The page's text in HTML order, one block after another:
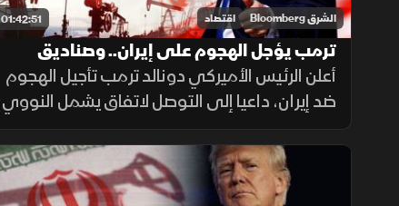
01:42:51 الشرق Bloomberg اقتصاد
ترمب يؤجل الهجوم على إيران.. وصناديق
التحوط تعزز رهنات النفط
أعلن الرئيس الأميركي دونالد ترمب تأجيل الهجوم
ضد إيران، داعيا إلى التوصل لاتفاق يشمل النووي
وهرمز. وصناديق التحوط تعزز رهاناتها على النفط.
و"وول ستريت" تنهي يوليو على ارتفاع بدعم من
أسهم التكنولوجيا